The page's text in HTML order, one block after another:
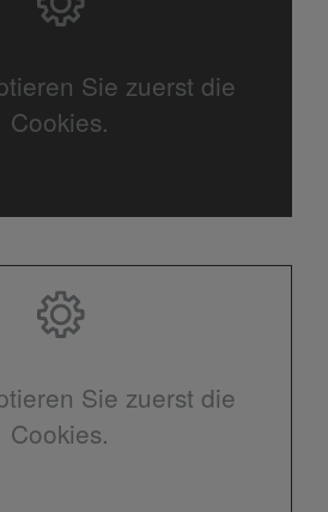
Sie zuerst die
Cookies.
Sie zuerst die
Cookies.